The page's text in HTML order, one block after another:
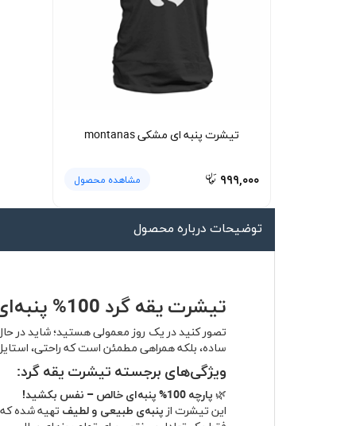
گردنی کلاه شو
تیشرت پنبه ای مشکی montanas
۹۹۹,۰۰۰ مشاهده محصول
توضیحات درباره محصول
تیشرت یقه گرد 100% پنبه‌ای – راحتی بی‌نقص، استایل بی‌دغدغه
تصور کنید در یک روز معمولی هستید؛ شاید در
ساده، بلکه همراهی مطمئن است که راحتی،
ویژگی‌های برجسته تیشرت یقه گرد:
🌿 پارچه 100% پنبه‌ای خالص – نفس بکشید!
این تیشرت از پنبه‌ی طبیعی و لطیف تهیه شده